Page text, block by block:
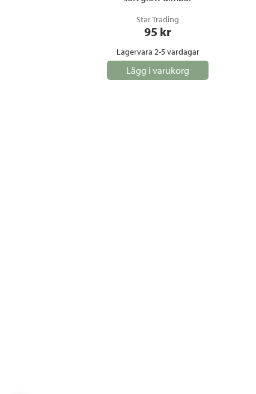
Star Trading
95 kr
Lagervara 2-5 vardagar
Lägg i varukorg